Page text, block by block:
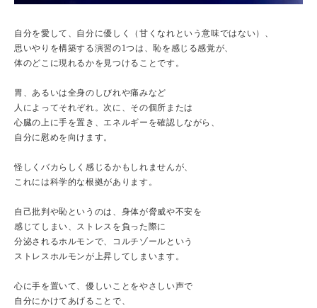
自分を愛して、自分に優しく（甘くなれという意味ではない）、
思いやりを構築する演習の1つは、恥を感じる感覚が、
体のどこに現れるかを見つけることです。
胃、あるいは全身のしびれや痛みなど
人によってそれぞれ。次に、その個所または
心臓の上に手を置き、エネルギーを確認しながら、
自分に慰めを向けます。
怪しくバカらしく感じるかもしれませんが、
これには科学的な根拠があります。
自己批判や恥というのは、身体が脅威や不安を
感じてしまい、ストレスを負った際に
分泌されるホルモンで、コルチゾールという
ストレスホルモンが上昇してしまいます。
心に手を置いて、優しいことをやさしい声で
自分にかけてあげることで、